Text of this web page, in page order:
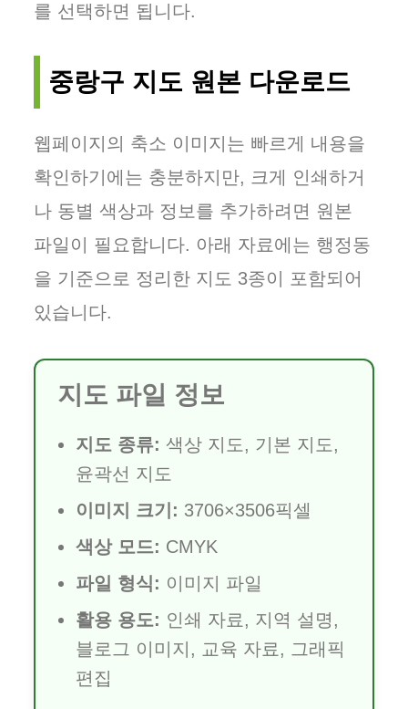
를 선택하면 됩니다.
중랑구 지도 원본 다운로드
웹페이지의 축소 이미지는 빠르게 내용을
확인하기에는 충분하지만, 크게 인쇄하거
나 동별 색상과 정보를 추가하려면 원본
파일이 필요합니다. 아래 자료에는 행정동
을 기준으로 정리한 지도 3종이 포함되어
있습니다.
지도 파일 정보
지도 종류: 색상 지도, 기본 지도,
윤곽선 지도
이미지 크기: 3706×3506픽셀
색상 모드: CMYK
파일 형식: 이미지 파일
활용 용도: 인쇄 자료, 지역 설명,
블로그 이미지, 교육 자료, 그래픽
편집